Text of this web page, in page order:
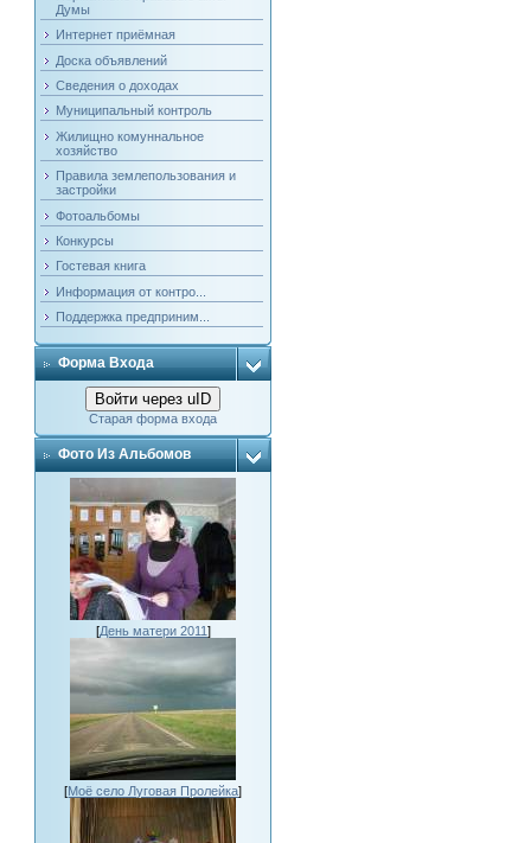
Думы
Интернет приёмная
Доска объявлений
Сведения о доходах
Муниципальный контроль
Жилищно комуннальное
хозяйство
Правила землепользования и
застройки
Фотоальбомы
Конкурсы
Гостевая книга
Информация от контро...
Поддержка предприним...
Форма Входа
Войти через uID
Старая форма входа
Фото Из Альбомов
[День матери 2011 ]
[Моё село Луговая Пролейка]